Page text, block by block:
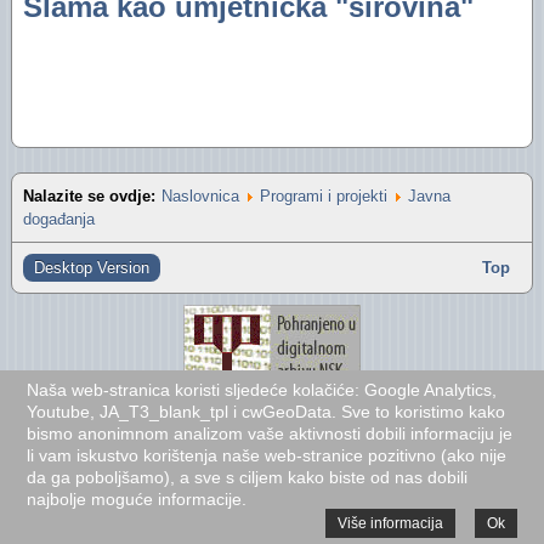
"Oazini" fotoalbumi na Facebooku (2012)
Izvještaj za 2016. godinu
Izvještaj za 2012. godinu
Izvještaj za 2011. godinu
Izvještaj za 2010. godinu
Izvještaj za 2009. godinu
Izvještaj za 2008. godinu
Izvještaj za 2007. godinu
Financijski plan i Program rada Oaze za 2026
Slama kao umjetnička "sirovina"
Nalazite se ovdje: Naslovnica Programi i projekti
Javna
događanja
Desktop Version Top
Naša web-stranica koristi sljedeće kolačiće: Google Analytics,
Youtube, JA_T3_blank_tpl i cwGeoData. Sve to koristimo kako
bismo anonimnom analizom vaše aktivnosti dobili informaciju je
li vam iskustvo korištenja naše web-stranice pozitivno (ako nije
da ga poboljšamo), a sve s ciljem kako biste od nas dobili
najbolje moguće informacije.
Više informacija Ok